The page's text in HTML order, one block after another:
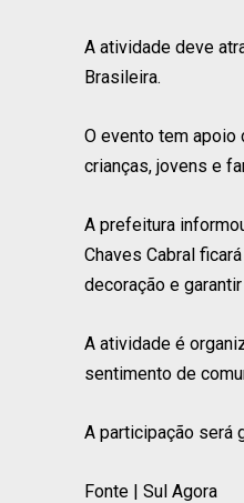
A atividade deve
Brasileira.
O evento tem
crianças, jovens e
A prefeitura
Chaves Cabral
decoração e
A atividade é
sentimento de
A participação será
Fonte | Sul Agora